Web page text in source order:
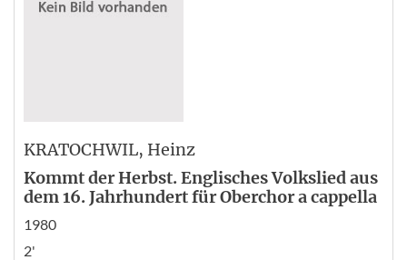
KRATOCHWIL, Heinz
Kommt der Herbst. Englisches Volkslied aus
dem 16. Jahrhundert für Oberchor a cappella
1980
2'